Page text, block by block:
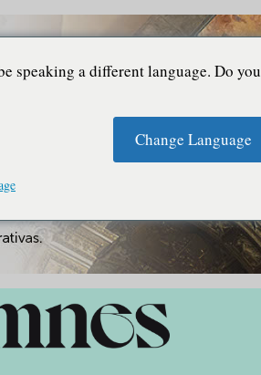
speaking a different language. Do you
Change Language